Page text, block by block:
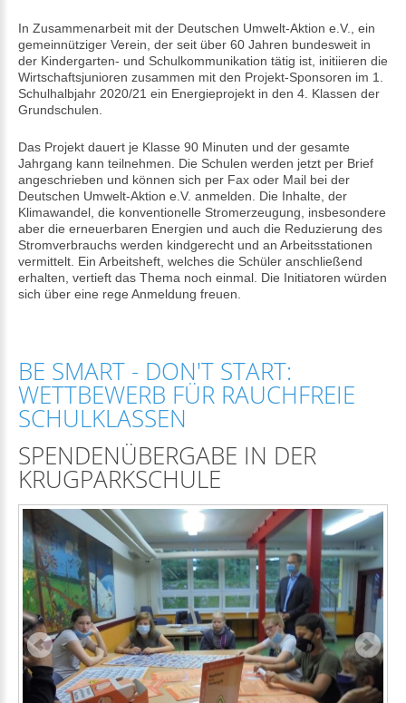
In Zusammenarbeit mit der Deutschen Umwelt-Aktion e.V., ein
gemeinnütziger Verein, der seit über 60 Jahren bundesweit in
der Kindergarten- und Schulkommunikation tätig ist, initiieren die
Wirtschaftsjunioren zusammen mit den Projekt-Sponsoren im 1.
Schulhalbjahr 2020/21 ein Energieprojekt in den 4. Klassen der
Grundschulen.
Das Projekt dauert je Klasse 90 Minuten und der gesamte
Jahrgang kann teilnehmen. Die Schulen werden jetzt per Brief
angeschrieben und können sich per Fax oder Mail bei der
Deutschen Umwelt-Aktion e.V. anmelden. Die Inhalte, der
Klimawandel, die konventionelle Stromerzeugung, insbesondere
aber die erneuerbaren Energien und auch die Reduzierung des
Stromverbrauchs werden kindgerecht und an Arbeitsstationen
vermittelt. Ein Arbeitsheft, welches die Schüler anschließend
erhalten, vertieft das Thema noch einmal. Die Initiatoren würden
sich über eine rege Anmeldung freuen.
BE SMART - DON'T START:
WETTBEWERB FÜR RAUCHFREIE
SCHULKLASSEN
SPENDENÜBERGABE IN DER
KRUGPARKSCHULE